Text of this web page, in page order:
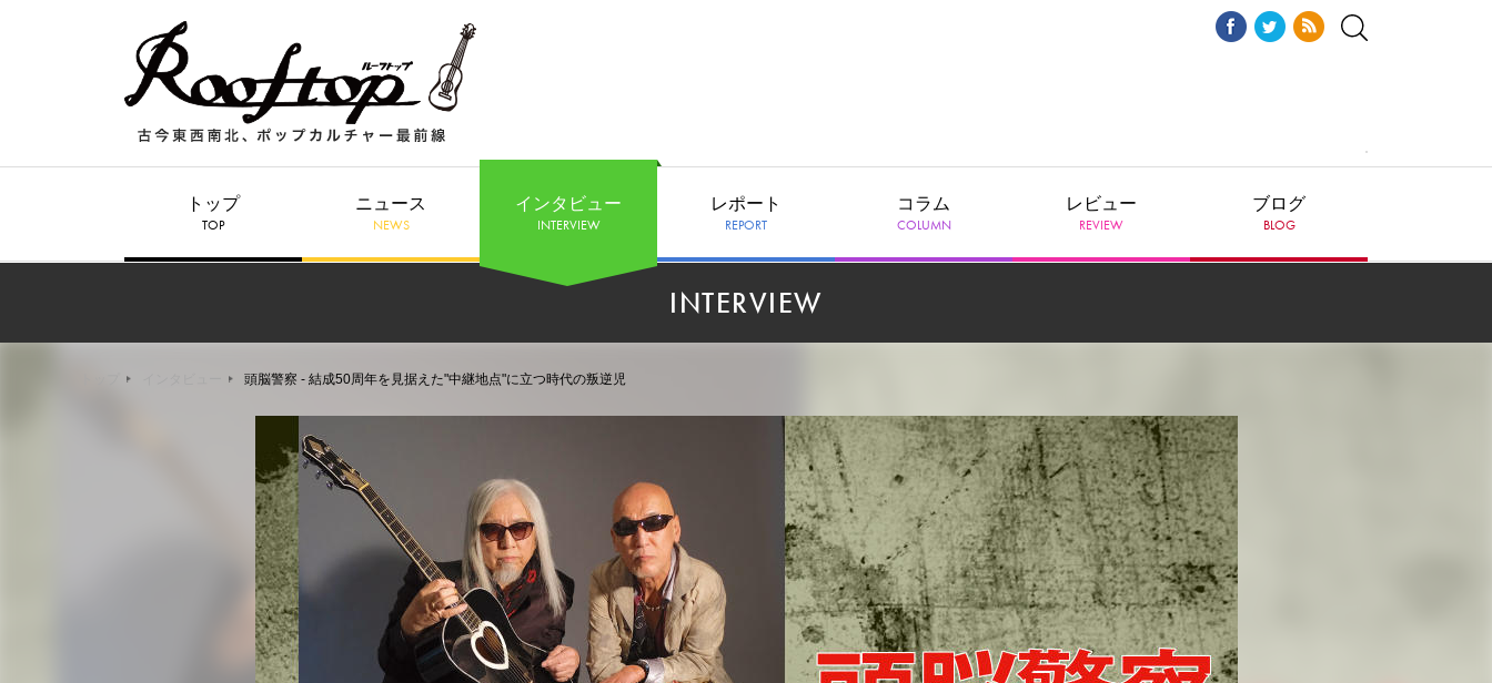
トップ
TOP
ニュース
NEWS
インタビュー
INTERVIEW
レポート
REPORT
コラム
COLUMN
レビュー
REVIEW
ブログ
BLOG
INTERVIEW
頭脳警察 - 結成50周年を見据えた"中継地点"に立つ時代の叛逆児